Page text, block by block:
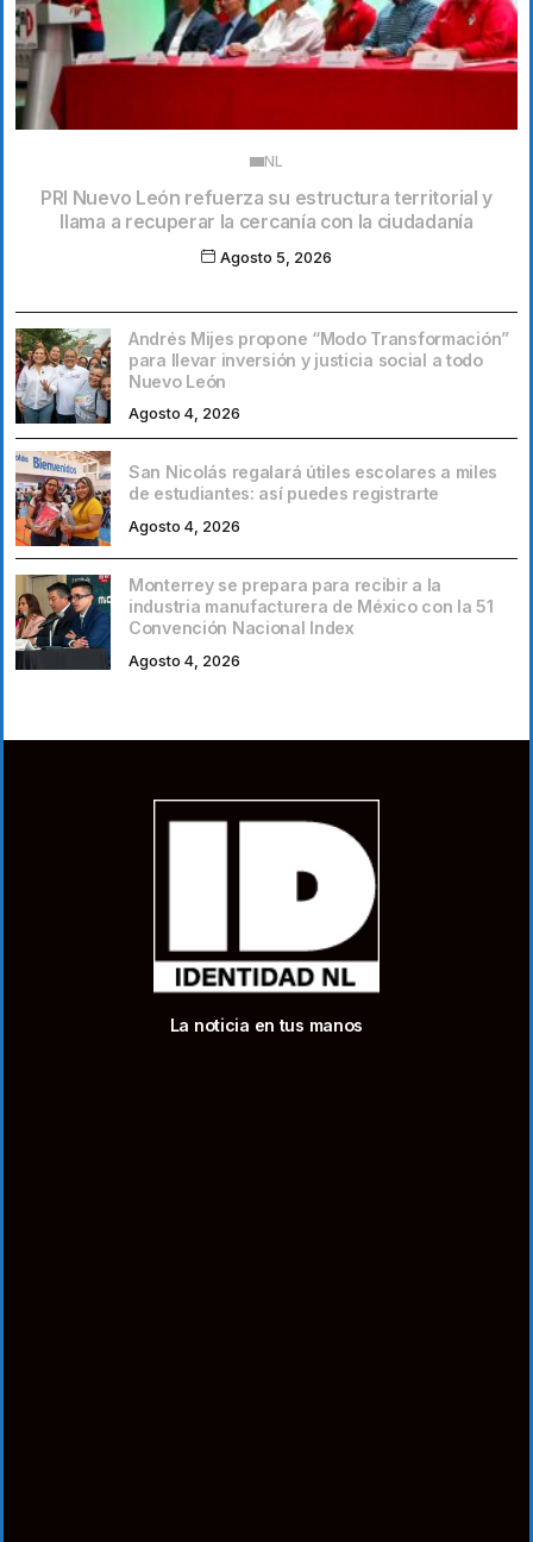
NL
PRI Nuevo León refuerza su estructura territorial y
llama a recuperar la cercanía con la ciudadanía
Agosto 5, 2026
Andrés Mijes propone “Modo Transformación”
para llevar inversión y justicia social a todo
Nuevo León
Agosto 4, 2026
San Nicolás regalará útiles escolares a miles
de estudiantes: así puedes registrarte
Agosto 4, 2026
Monterrey se prepara para recibir a la
industria manufacturera de México con la 51
Convención Nacional Index
Agosto 4, 2026
La noticia en tus manos